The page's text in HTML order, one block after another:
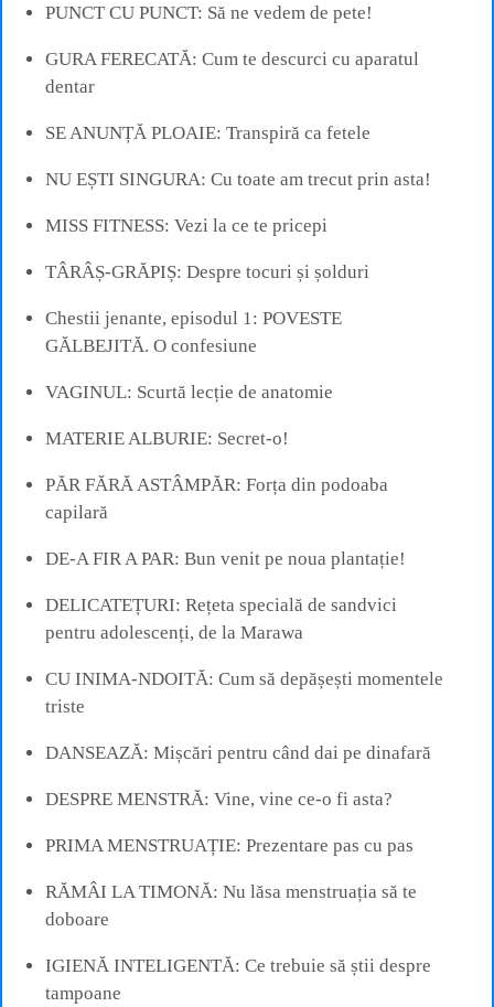
PUNCT CU PUNCT: Să ne vedem de pete!
GURA FERECATĂ: Cum te descurci cu aparatul
dentar
SE ANUNȚĂ PLOAIE: Transpiră ca fetele
NU EȘTI SINGURA: Cu toate am trecut prin asta!
MISS FITNESS: Vezi la ce te pricepi
TÂRÂȘ-GRĂPIȘ: Despre tocuri și șolduri
Chestii jenante, episodul 1: POVESTE
GĂLBEJITĂ. O confesiune
VAGINUL: Scurtă lecție de anatomie
MATERIE ALBURIE: Secret-o!
PĂR FĂRĂ ASTÂMPĂR: Forța din podoaba
capilară
DE-A FIR A PAR: Bun venit pe noua plantație!
DELICATEȚURI: Rețeta specială de sandvici
pentru adolescenți, de la Marawa
CU INIMA-NDOITĂ: Cum să depășești momentele
triste
DANSEAZĂ: Mișcări pentru când dai pe dinafară
DESPRE MENSTRĂ: Vine, vine ce-o fi asta?
PRIMA MENSTRUAȚIE: Prezentare pas cu pas
RĂMÂI LA TIMONĂ: Nu lăsa menstruația să te
doboare
IGIENĂ INTELIGENTĂ: Ce trebuie să știi despre
tampoane